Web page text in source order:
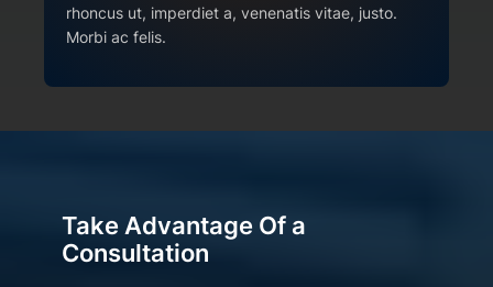
rhoncus ut, imperdiet a, venenatis vitae, justo.
Morbi ac felis.
Take Advantage Of a
Consultation